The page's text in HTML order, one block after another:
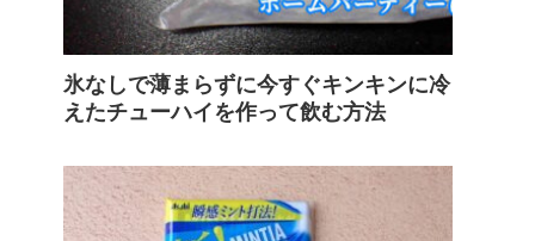
氷なしで薄まらずに今すぐキンキンに冷
えたチューハイを作って飲む方法